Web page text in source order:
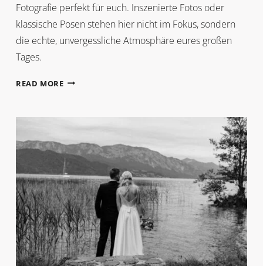
Fotografie perfekt für euch. Inszenierte Fotos oder
klassische Posen stehen hier nicht im Fokus, sondern
die echte, unvergessliche Atmosphäre eures großen
Tages.
READ MOREDOKUMENTARISCHE